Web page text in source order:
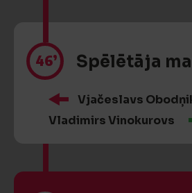
46’ Spēlētāja
Vjačeslavs
Vladimirs Vinokurovs